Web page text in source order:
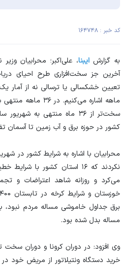
کد خبر : ۱۶۴۷۴۸
به گزارشایبنا، علی‌اکبر؛ محرابیان
آخرین جز سخت‌افزاری طرح احیای
ماهه اشاره می‌کنیم.
کشور در حوزه برق و آب زمین تا آسمان
نکردند که ۱۶ استان کشور با
می‌کرد و روزانه شاهد اعتراضات و
برق جداول خاموشی مساله مردم نبود،
مساله بدل شده بود.
خرید دستگاه ونتیلاتور از مریض خود